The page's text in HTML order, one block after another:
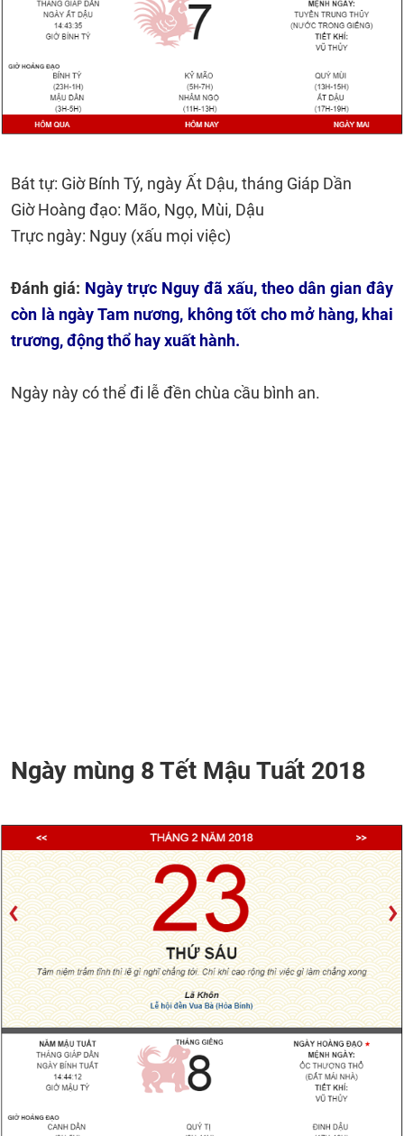
Bát tự: Giờ Bính Tý, ngày Ất Dậu, tháng Giáp Dần
Giờ Hoàng đạo: Mão, Ngọ, Mùi, Dậu
Trực ngày: Nguy (xấu mọi việc)
Đánh giá: Ngày trực Nguy đã xấu, theo dân gian đây
còn là ngày Tam nương, không tốt cho mở hàng, khai
trương, động thổ hay xuất hành.
Ngày này có thể đi lễ đền chùa cầu bình an.
Ngày mùng 8 Tết Mậu Tuất 2018